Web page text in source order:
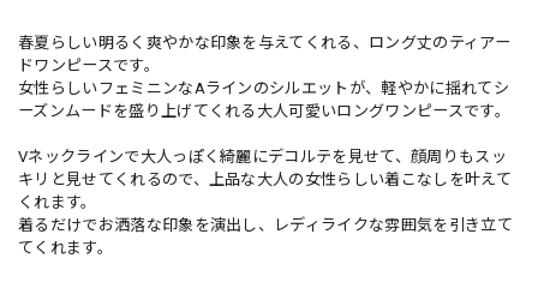
春夏らしい明るく爽やかな印象を与えてくれる、ロング丈のティアー
ドワンピースです。
女性らしいフェミニンなAラインのシルエットが、軽やかに揺れてシ
ーズンムードを盛り上げてくれる大人可愛いロングワンピースです。
Vネックラインで大人っぽく綺麗にデコルテを見せて、顔周りもスッ
キリと見せてくれるので、上品な大人の女性らしい着こなしを叶えて
くれます。
着るだけでお洒落な印象を演出し、レディライクな雰囲気を引き立て
てくれます。